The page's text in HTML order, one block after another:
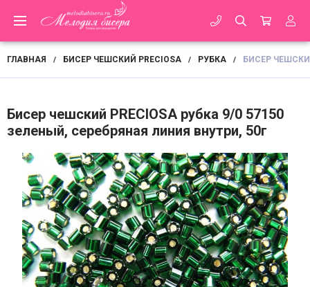
ГЛАВНАЯ / БИСЕР ЧЕШСКИЙ PRECIOSA / РУБКА / БИСЕР
Бисер чешский PRECIOSA рубка 9/0 57150
зеленый, серебряная линия внутри, 50г